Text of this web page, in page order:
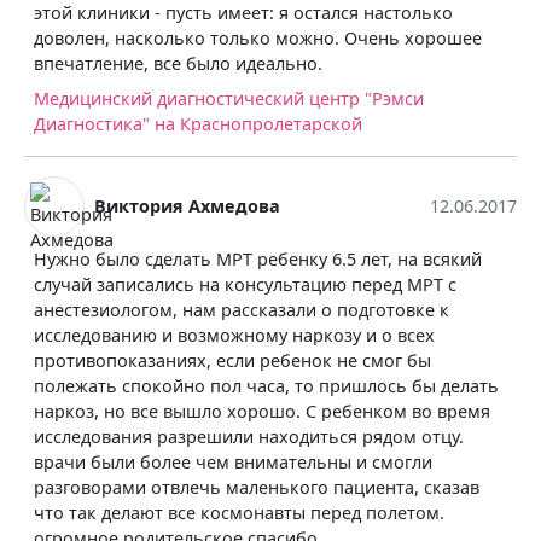
этой клиники - пусть имеет: я остался настолько
доволен, насколько только можно. Очень хорошее
впечатление, все было идеально.
Медицинский диагностический центр "Рэмси
Диагностика" на Краснопролетарской
Виктория Ахмедова 12.06.2017
Нужно было сделать МРТ ребенку 6.5 лет, на всякий
случай записались на консультацию перед МРТ с
анестезиологом, нам рассказали о подготовке к
исследованию и возможному наркозу и о всех
противопоказаниях, если ребенок не смог бы
полежать спокойно пол часа, то пришлось бы делать
наркоз, но все вышло хорошо. С ребенком во время
исследования разрешили находиться рядом отцу.
врачи были более чем внимательны и смогли
разговорами отвлечь маленького пациента, сказав
что так делают все космонавты перед полетом.